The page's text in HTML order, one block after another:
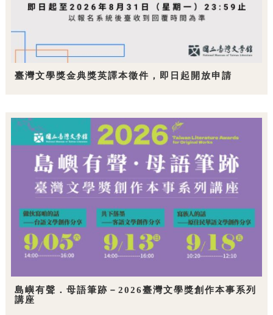
臺灣文學獎金典獎英譯本徵件，即日起開放申請
島嶼有聲．母語筆跡－2026臺灣文學獎創作本事系列
講座